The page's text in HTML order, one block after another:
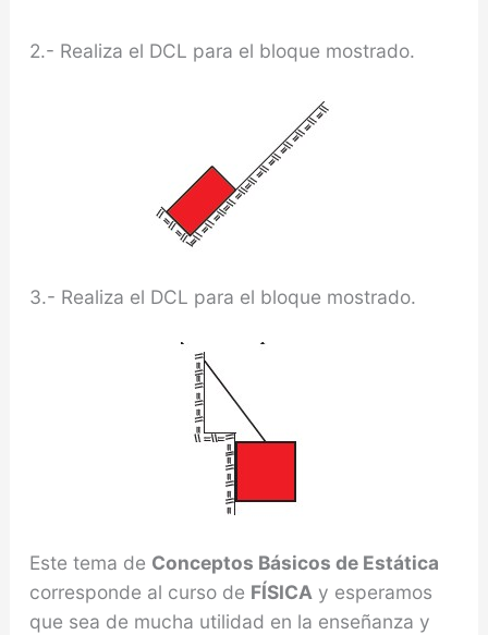
2.- Realiza el DCL para el bloque mostrado.
3.- Realiza el DCL para el bloque mostrado.
Este tema de Conceptos Básicos de Estática
corresponde al curso de FÍSICAy esperamos
que sea de mucha utilidad en la enseñanza y